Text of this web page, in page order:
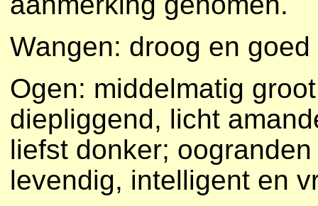
Wangen: droog en
Ogen: middelmatig
diepliggend, licht
liefst donker;
levendig, intelligent en